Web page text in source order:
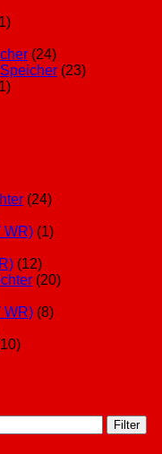
(24)
(23)
(24)
WR) (1)
(12)
(20)
WR) (8)
Filter